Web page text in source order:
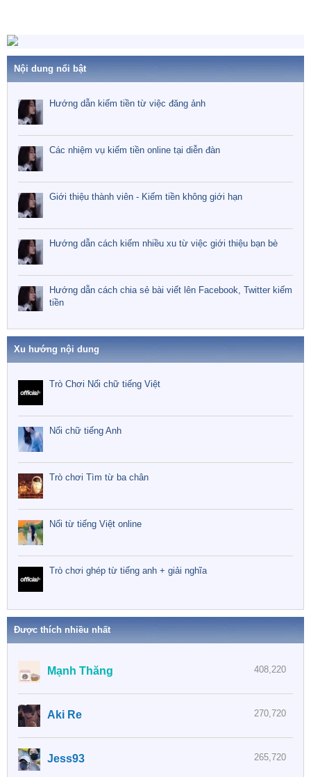
a
Nội dung nổi bật
Hướng dẫn kiếm tiền từ việc đăng ảnh
Các nhiệm vụ kiếm tiền online tại diễn đàn
Giới thiệu thành viên - Kiếm tiền không giới hạn
Hướng dẫn cách kiếm nhiều xu từ việc giới thiệu bạn bè
Hướng dẫn cách chia sẻ bài viết lên Facebook, Twitter kiếm
tiền
Xu hướng nội dung
Trò Chơi Nối chữ tiếng Việt
Nối chữ tiếng Anh
Trò chơi Tìm từ ba chân
Nối từ tiếng Việt online
Trò chơi ghép từ tiếng anh + giải nghĩa
Được thích nhiều nhất
408,220
Mạnh Thăng
270,720
Aki Re
265,720
Jess93